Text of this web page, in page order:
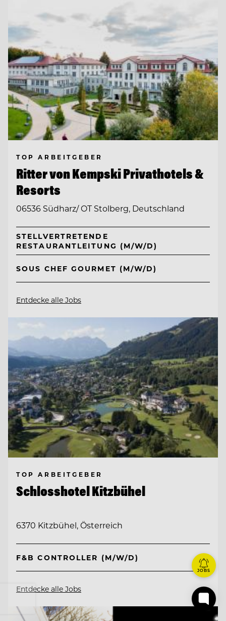
TOP ARBEITGEBER
Ritter von Kempski Privathotels &
Resorts
06536 Südharz/ OT Stolberg, Deutschland
STELLVERTRETENDE
RESTAURANTLEITUNG (M/W/D)
SOUS CHEF GOURMET (M/W/D)
Entdecke alle Jobs
TOP ARBEITGEBER
Schlosshotel Kitzbühel
6370 Kitzbühel, Österreich
F&B CONTROLLER (M/W/D)
Entdecke alle Jobs
JOBS